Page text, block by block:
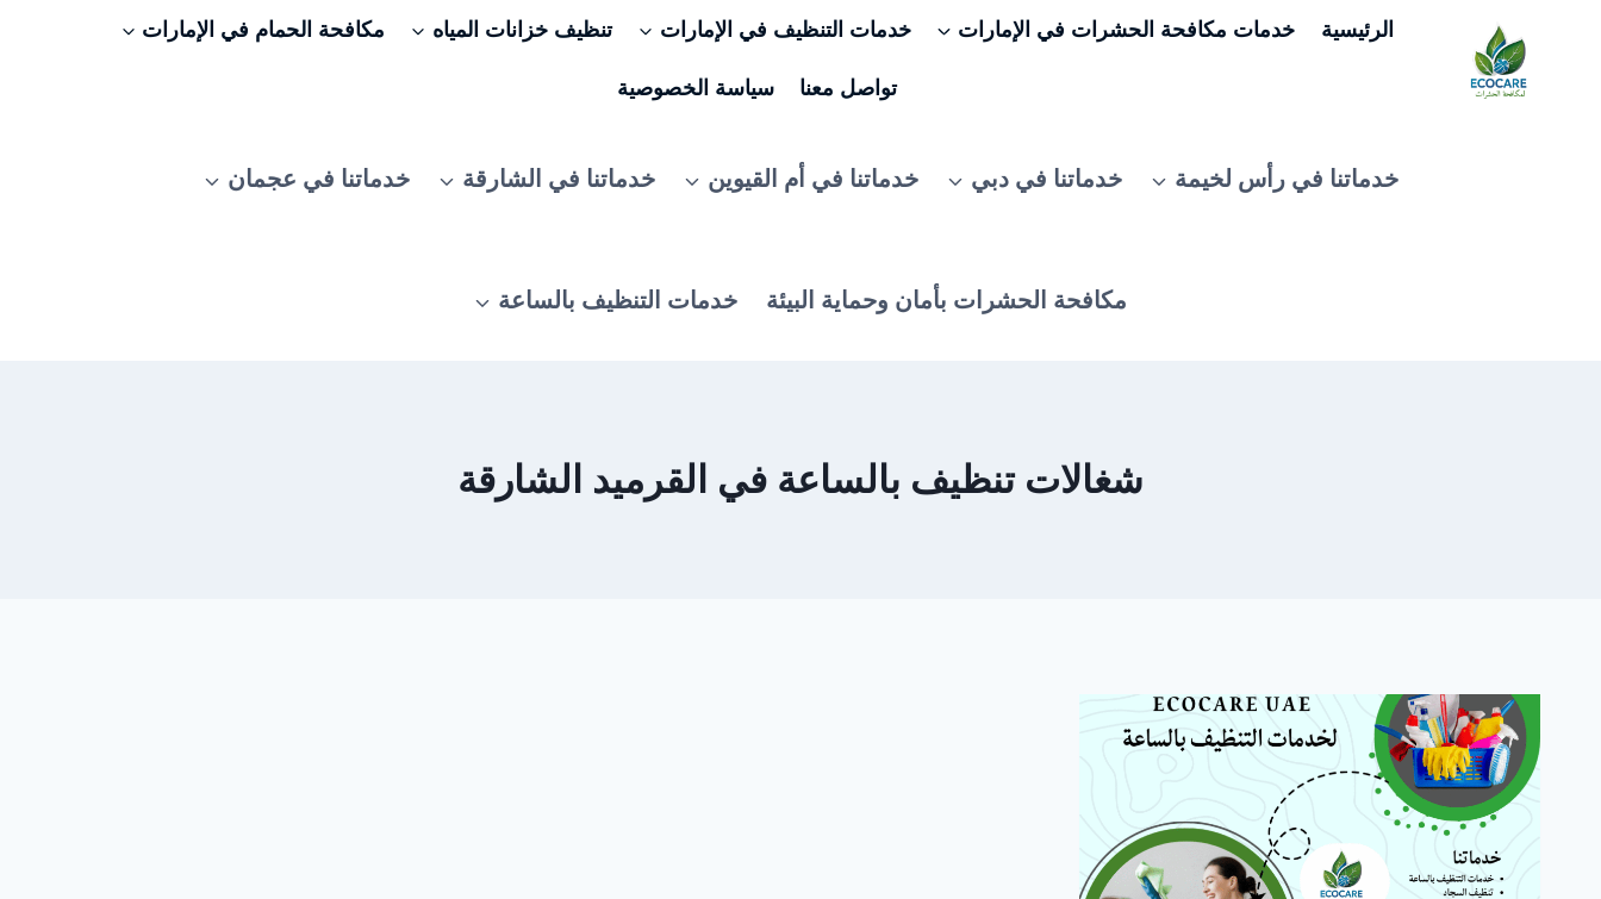
المحتوى
الرئيسية خدمات مكافحة الحشرات في الإمارات خدمات التنظيف في الإمارات تنظيف خزانات المياه مكافحة الحمام في الإمارات
تواصل معنا سياسة الخصوصية
خدماتنا في رأس لخيمة خدماتنا في دبي خدماتنا في أم القيوين خدماتنا في الشارقة خدماتنا في عجمان
مكافحة الحشرات بأمان وحماية البيئة خدمات التنظيف بالساعة
شغالات تنظيف بالساعة في القرميد الشارقة